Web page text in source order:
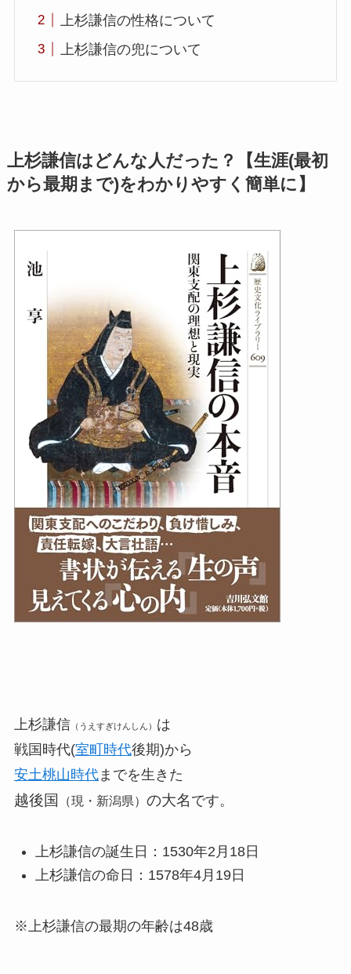
上杉謙信の性格について
上杉謙信の兜について
上杉謙信はどんな人だった？【生涯(最初
から最期まで)をわかりやすく簡単に】
上杉謙信 （うえすぎけんしん） は
戦国時代(室町時代後期)から
安土桃山時代までを生きた
越後国 （現・新潟県） の大名 です。
上杉謙信の誕生日：1530年2月18日
上杉謙信の命日：1578年4月19日
※上杉謙信の最期の年齢は48歳